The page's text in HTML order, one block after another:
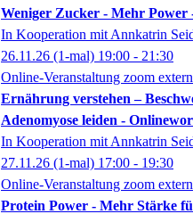
Weniger Zucker - Mehr Power
In Kooperation mit Annkatrin
26.11.26 (1-mal) 19:00 - 21:30
Online-Veranstaltung zoom extern
Ernährung verstehen –
Adenomyose leiden -
In Kooperation mit Annkatrin
27.11.26 (1-mal) 17:00 - 19:30
Online-Veranstaltung zoom extern
Protein Power - Mehr Stärke